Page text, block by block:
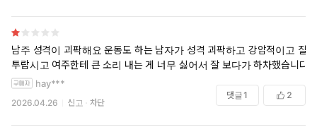
남주 성격이 괴팍해요 운동도 하는 남자가 성격 괴팍하고 강압적이고 질
투랍시고 여주한테 큰 소리 내는 게 너무 싫어서 잘 보다가 하차했습니다
hay***
2026.04.26 신고 차단
댓글 1 2